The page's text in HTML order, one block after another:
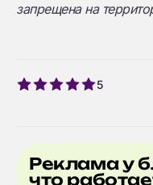
запрещена на
5
Реклама у
что